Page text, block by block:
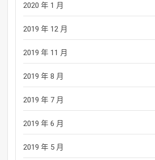
2020 年 1 月
2019 年 12 月
2019 年 11 月
2019 年 8 月
2019 年 7 月
2019 年 6 月
2019 年 5 月